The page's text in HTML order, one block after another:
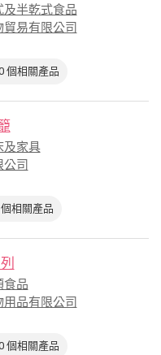
及半乾式食品
貿易有限公司
個相關產品
及家具
公司
相關產品
食品
用品有限公司
個相關產品